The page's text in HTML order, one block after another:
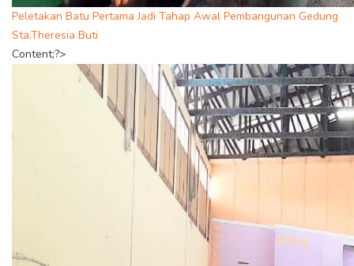
Peletakan Batu Pertama Jadi Tahap Awal Pembangunan Gedung
Sta.Theresia Buti
Content;?>